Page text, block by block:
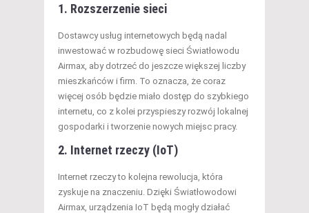
1. Rozszerzenie sieci
Dostawcy usług internetowych będą nadal
inwestować w rozbudowę sieci Światłowodu
Airmax, aby dotrzeć do jeszcze większej liczby
mieszkańców i firm. To oznacza, że coraz
więcej osób będzie miało dostęp do szybkiego
internetu, co z kolei przyspieszy rozwój lokalnej
gospodarki i tworzenie nowych miejsc pracy.
2. Internet rzeczy (IoT)
Internet rzeczy to kolejna rewolucja, która
zyskuje na znaczeniu. Dzięki Światłowodowi
Airmax, urządzenia IoT będą mogły działać